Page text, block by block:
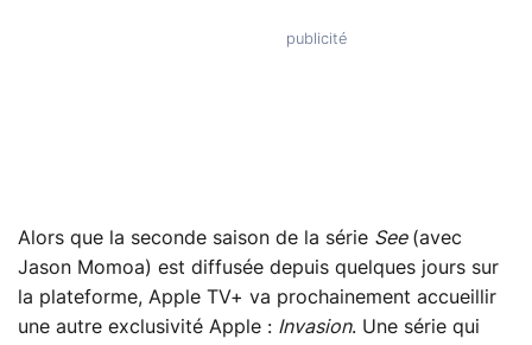
Alors que la seconde saison de la série See (avec
Jason Momoa) est diffusée depuis quelques jours sur
la plateforme, Apple TV+ va prochainement accueillir
une autre exclusivité Apple : Invasion. Une série qui